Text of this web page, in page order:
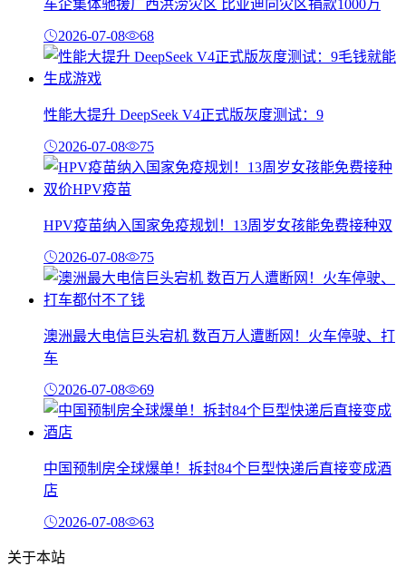
车企集体驰援广西洪涝灾区 比亚迪向灾区捐款1000万
2026-07-08 68
性能大提升 DeepSeek V4正式版灰度测试：9
2026-07-08 75
HPV疫苗纳入国家免疫规划！13周岁女孩能免费接种双
2026-07-08 75
澳洲最大电信巨头宕机 数百万人遭断网！火车停驶、打
车
2026-07-08 69
中国预制房全球爆单！拆封84个巨型快递后直接变成酒
店
2026-07-08 63
关于本站